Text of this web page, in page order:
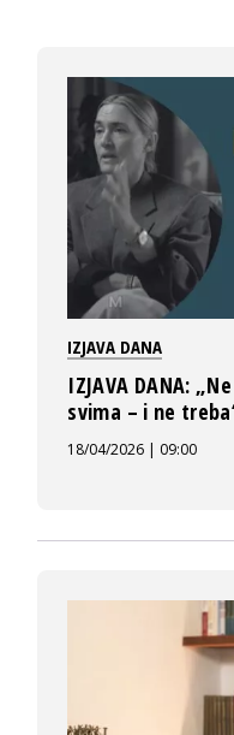
IZJAVA DANA
IZJAVA DANA:
svima – i ne
18/04/2026 | 09:00